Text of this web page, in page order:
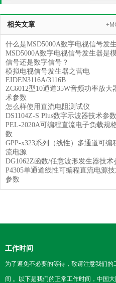
相关文章
什么是MSD5000A数字电视信号发
MSD5000A数字电视信号发生器是
信号还是数字信号？
模拟电视信号发生器之营电
EIDEN3116A/3116B
ZC6012型10通道35W音频功率放大
术参数
怎么样使用直流电阻测试仪
DS1104Z-S Plus数字示波器技术参数
PEL-2020A可编程直流电子负载规
数
GPP-x323系列（线性）多通道可编
流电源
DG1062Z函数/任意波形发生器技术
P4305单通道线性可编程直流电源
参数
工作时间
为了避免不必要的等待，敬请注意我们的
间 。以下是我们的正常工作时间，中国大